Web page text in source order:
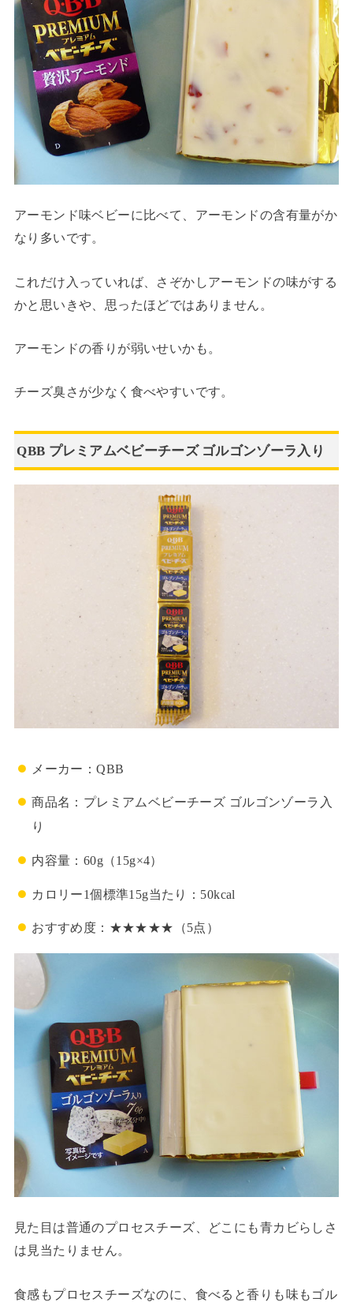
アーモンド味ベビーに比べて、アーモンドの含有量がか
なり多いです。
これだけ入っていれば、さぞかしアーモンドの味がする
かと思いきや、思ったほどではありません。
アーモンドの香りが弱いせいかも。
チーズ臭さが少なく食べやすいです。
QBB プレミアムベビーチーズ ゴルゴンゾーラ入り
メーカー：QBB
商品名：プレミアムベビーチーズ ゴルゴンゾーラ入
り
内容量：60g（15g×4）
カロリー1個標準15g当たり：50kcal
おすすめ度：★★★★★（5点）
見た目は普通のプロセスチーズ、どこにも青カビらしさ
は見当たりません。
食感もプロセスチーズなのに、食べると香りも味もゴル